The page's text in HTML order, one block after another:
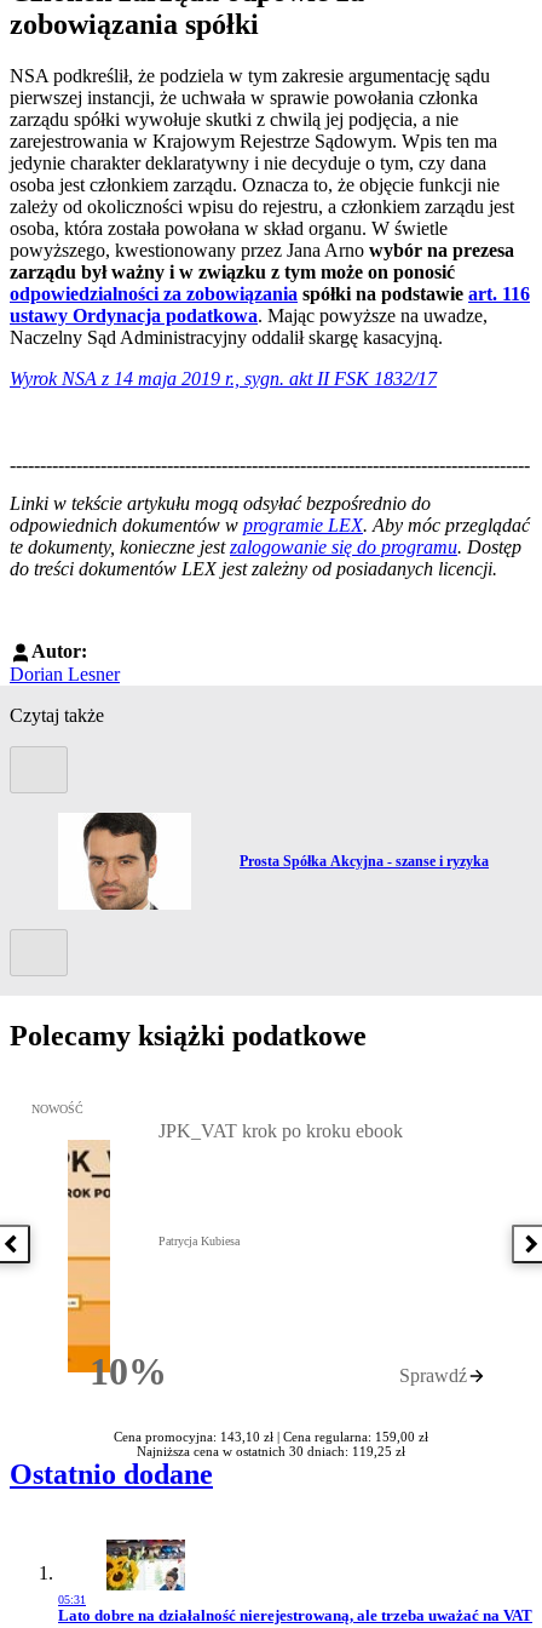
zobowiązania spółki
NSA podkreślił, że podziela w tym zakresie argumentację sądu
pierwszej instancji, że uchwała w sprawie powołania członka
zarządu spółki wywołuje skutki z chwilą jej podjęcia, a nie
zarejestrowania w Krajowym Rejestrze Sądowym. Wpis ten ma
jedynie charakter deklaratywny i nie decyduje o tym, czy dana
osoba jest członkiem zarządu. Oznacza to, że objęcie funkcji nie
zależy od okoliczności wpisu do rejestru, a członkiem zarządu jest
osoba, która została powołana w skład organu. W świetle
powyższego, kwestionowany przez Jana Arno wybór na prezesa
zarządu był ważny i w związku z tym może on ponosić
odpowiedzialności za zobowiązania spółki na podstawie art. 116
ustawy Ordynacja podatkowa. Mając powyższe na uwadze,
Naczelny Sąd Administracyjny oddalił skargę kasacyjną.
Wyrok NSA z 14 maja 2019 r., sygn. akt II FSK 1832/17
--------------------------------------------------------------------------------------
Linki w tekście artykułu mogą odsyłać bezpośrednio do
odpowiednich dokumentów w programie LEX. Aby móc przeglądać
te dokumenty, konieczne jestzalogowanie się do programu. Dostęp
do treści dokumentów LEX jest zależny od posiadanych licencji.
Autor:
Dorian Lesner
Czytaj także
Przejdź do artykułu:
Prosta Spółka Akcyjna - szanse i ryzyka
Polecamy książki podatkowe
Poprzednia książka
Przejdź do: JPK_VAT krok po kroku ebook, Patrycja Kubiesa -
NOWOŚĆ
10%Rabatu
JPK_VAT krok po kroku ebook
Patrycja Kubiesa
Sprawdź
Cena promocyjna: 143,10 zł | Cena regularna: 159,00 zł
Najniższa cena w ostatnich 30 dniach: 119,25 zł
Ostatnio dodane
05:31
Przejdź do artykułu:
Lato dobre na działalność nierejestrowaną, ale trzeba uważać na VAT